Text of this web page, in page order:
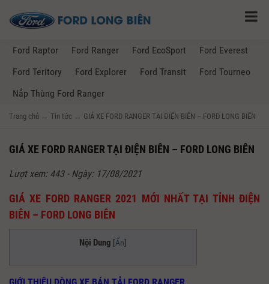
Ford Raptor Ford Ranger Ford EcoSport
Ford Everest
Ford Teritory
Ford Explorer Ford Transit
Ford Tourneo
Nắp Thùng Ford Ranger
Trang chủ → Tin tức → GIÁ XE FORD RANGER TẠI ĐIỆN BIÊN – FORD LONG BIÊN
GIÁ XE FORD RANGER TẠI ĐIỆN BIÊN – FORD LONG BIÊN
Lượt xem: 443 - Ngày: 17/08/2021
GIÁ XE FORD RANGER 2021 MỚI NHẤT TẠI TỈNH ĐIỆN
BIÊN – FORD LONG BIÊN
Nội Dung [Ẩn]
GIỚI THIỆU DÒNG XE BÁN TẢI FORD RANGER